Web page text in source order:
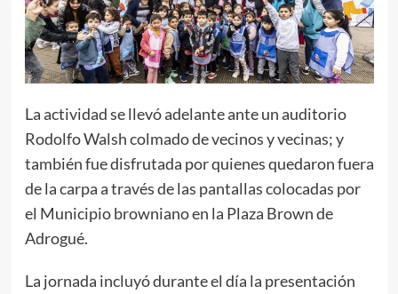
La actividad se llevó adelante ante un auditorio
Rodolfo Walsh colmado de vecinos y vecinas; y
también fue disfrutada por quienes quedaron fuera
de la carpa a través de las pantallas colocadas por
el Municipio browniano en la Plaza Brown de
Adrogué.
La jornada incluyó durante el día la presentación